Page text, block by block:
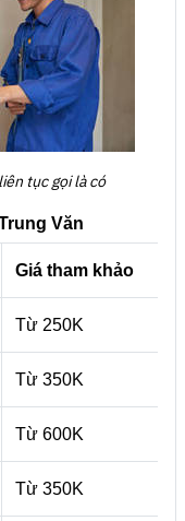
tục gọi là có
Văn
Giá tham khảo
Từ 250K
Từ 350K
Từ 600K
Từ 350K